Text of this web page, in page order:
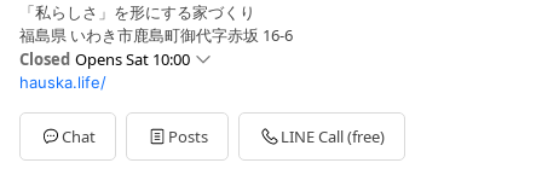
「私らしさ」を形にする家づくり
福島県 いわき市鹿島町御代字赤坂 16-6
Closed Opens Sat 10:00
Sun10:00 - 17:00
Mon10:00 - 17:00
Tue10:00 - 17:00
Wed00:00 - 00:00
hauska.life/
Chat Posts LINE Call (free)